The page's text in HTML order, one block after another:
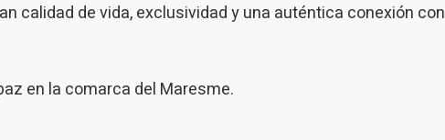
calidad de vida, exclusividad y una auténtica conexión con
en la comarca del Maresme.